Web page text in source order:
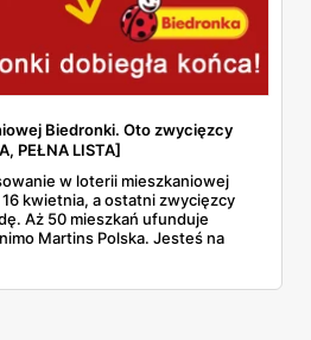
Biedronki. Oto zwycięzcy
PEŁNA LISTA]
w loterii mieszkaniowej
16 kwietnia, a ostatni zwycięzcy
Aż 50 mieszkań ufunduje
Martins Polska. Jesteś na